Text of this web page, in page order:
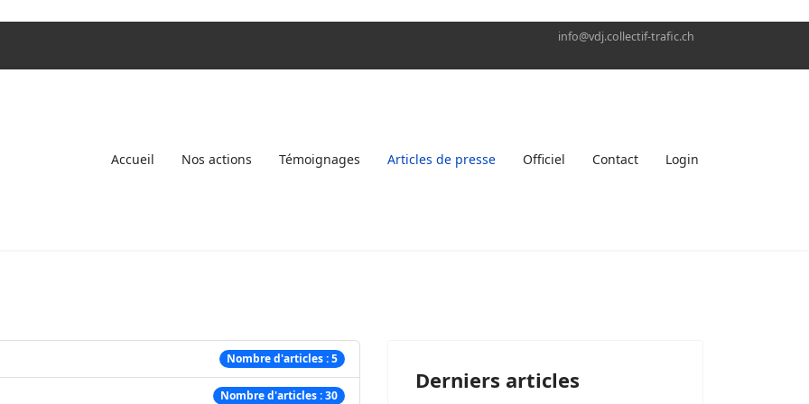
info@vdj.collectif-trafic.ch
Accueil Nos actions Témoignages Articles de presse Officiel Contact Login
Nombre d'articles : 5
Nombre d'articles : 30
Derniers articles